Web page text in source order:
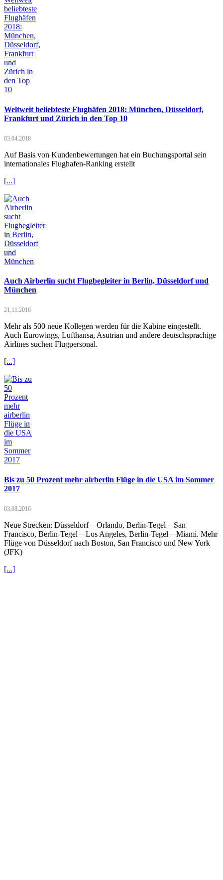
Weltweit beliebteste Flughäfen 2018: München, Düsseldorf,
Frankfurt und Zürich in den Top 10
03.04.2018
Auf Basis von Kundenbewertungen hat ein Buchungsportal sein
internationales Flughafen-Ranking erstellt
[...]
Auch Airberlin sucht Flugbegleiter in Berlin, Düsseldorf und
München
21.11.2016
Mehr als 500 neue Kollegen werden für die Kabine eingestellt.
Auch Eurowings, Lufthansa, Asutrian und andere deutschsprachige
Airlines suchen Flugpersonal.
[...]
Bis zu 50 Prozent mehr airberlin Flüge in die USA im Sommer
2017
03.08.2016
Neue Strecken: Düsseldorf – Orlando, Berlin-Tegel – San
Francisco, Berlin-Tegel – Los Angeles, Berlin-Tegel – Miami. Mehr
Flüge von Düsseldorf nach Boston, San Francisco und New York
(JFK)
[...]